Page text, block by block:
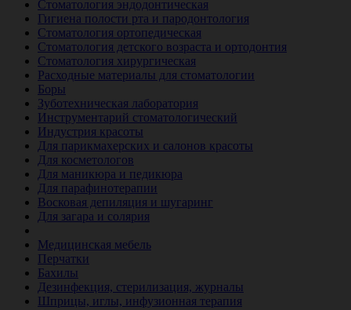
Стоматология эндодонтическая
Гигиена полости рта и пародонтология
Стоматология ортопедическая
Стоматология детского возраста и ортодонтия
Стоматология хирургическая
Расходные материалы для стоматологии
Боры
Зуботехническая лаборатория
Инструментарий стоматологический
Индустрия красоты
Для парикмахерских и салонов красоты
Для косметологов
Для маникюра и педикюра
Для парафинотерапии
Восковая депиляция и шугаринг
Для загара и солярия
Медицинская мебель
Перчатки
Бахилы
Дезинфекция, стерилизация, журналы
Шприцы, иглы, инфузионная терапия